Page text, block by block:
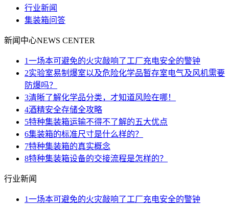
行业新闻
集装箱问答
新闻中心NEWS CENTER
1一场本可避免的火灾敲响了工厂充电安全的警钟
2实验室易制爆室以及危险化学品暂存室电气及风机需要
防爆吗？
3清晰了解化学品分类，才知道风险在哪！
4酒精安全存储全攻略
5特种集装箱运输不得不了解的五大优点
6集装箱的标准尺寸是什么样的？
7特种集装箱的真实概念
8特种集装箱设备的交接流程是怎样的？
行业新闻
1一场本可避免的火灾敲响了工厂充电安全的警钟